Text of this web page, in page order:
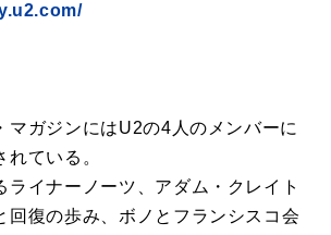
マガジンにはU2の4人のメンバーに
れている。
ライナーノーツ、アダム・クレイト
回復の歩み、ボノとフランシスコ会